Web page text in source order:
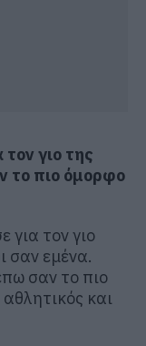
γιο της
το πιο όμορφο
για τον γιο
σαν εμένα.
σαν το πιο
και